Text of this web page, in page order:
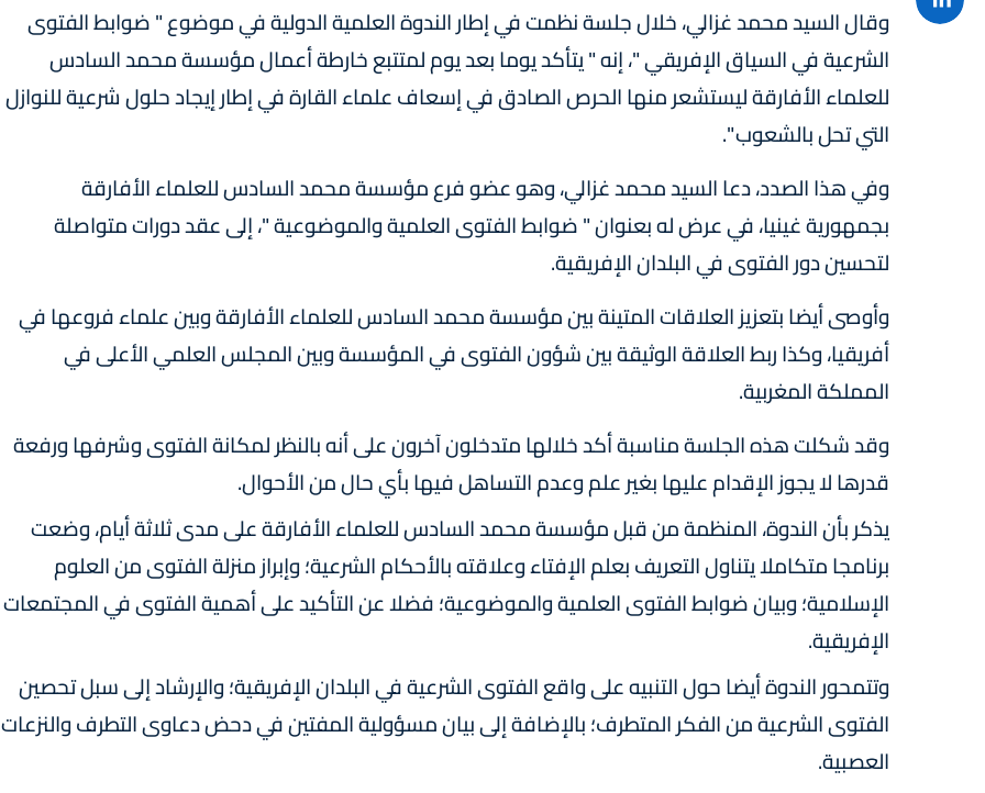
وقال السيد محمد غزالي، خلال جلسة نظمت في إطار الندوة العلمية الدولية في موضوع " ضوابط الفتوى
الشرعية في السياق الإفريقي "، إنه " يتأكد يوما بعد يوم لمتتبع خارطة أعمال مؤسسة محمد السادس
للعلماء الأفارقة ليستشعر منها الحرص الصادق في إسعاف علماء القارة في إطار إيجاد حلول شرعية للنوازل
التي تحل بالشعوب ".
وفي هذا الصدد، دعا السيد محمد غزالي، وهو عضو فرع مؤسسة محمد السادس للعلماء الأفارقة
بجمهورية غينيا، في عرض له بعنوان " ضوابط الفتوى العلمية والموضوعية "، إلى عقد دورات متواصلة
لتحسين دور الفتوى في البلدان الإفريقية.
وأوصى أيضا بتعزيز العلاقات المتينة بين مؤسسة محمد السادس للعلماء الأفارقة وبين علماء فروعها في
أفريقيا، وكذا ربط العلاقة الوثيقة بين شؤون الفتوى في المؤسسة وبين المجلس العلمي الأعلى في
المملكة المغربية.
وقد شكلت هذه الجلسة مناسبة أكد خلالها متدخلون آخرون على أنه بالنظر لمكانة الفتوى وشرفها ورفعة
قدرها لا يجوز الإقدام عليها بغير علم وعدم التساهل فيها بأي حال من الأحوال.
يذكر بأن الندوة، المنظمة من قبل مؤسسة محمد السادس للعلماء الأفارقة على مدى ثلاثة أيام، وضعت
برنامجا متكاملا يتناول التعريف بعلم الإفتاء وعلاقته بالأحكام الشرعية؛ وإبراز منزلة الفتوى من العلوم
الإسلامية؛ وبيان ضوابط الفتوى العلمية والموضوعية؛ فضلا عن التأكيد على أهمية الفتوى في المجتمعات
الإفريقية.
وتتمحور الندوة أيضا حول التنبيه على واقع الفتوى الشرعية في البلدان الإفريقية؛ والإرشاد إلى سبل تحصين
الفتوى الشرعية من الفكر المتطرف؛ بالإضافة إلى بيان مسؤولية المفتين في دحض دعاوى التطرف والنزعات
العصبية.